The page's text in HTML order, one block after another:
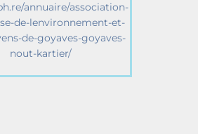
annuaire/association-
de-lenvironnement-et-
de-goyaves-goyaves-
nout-kartier/